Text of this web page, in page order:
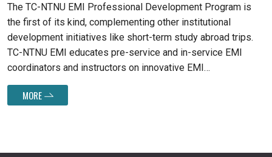
The TC-NTNU EMI Professional Development Program is
the first of its kind, complementing other institutional
development initiatives like short-term study abroad trips.
TC-NTNU EMI educates pre-service and in-service EMI
coordinators and instructors on innovative EMI
conceptualizations, building a glocalized understanding of
pedagogical practices that foster students' functional
MORE